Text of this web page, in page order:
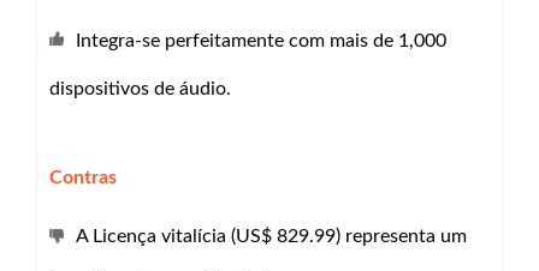
Integra-se perfeitamente com mais de 1,000
dispositivos de áudio.
Contras
A Licença vitalícia (US$ 829.99) representa um